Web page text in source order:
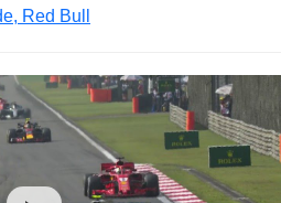
Red Bull